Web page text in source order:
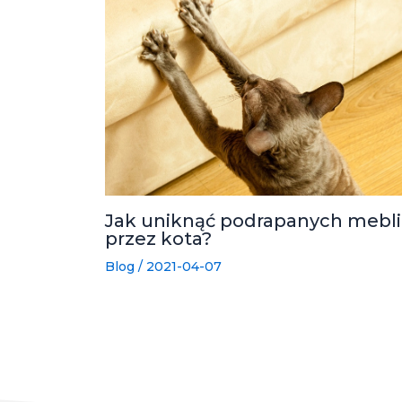
Jak uniknąć podrapanych mebli
przez kota?
Blog / 2021-04-07